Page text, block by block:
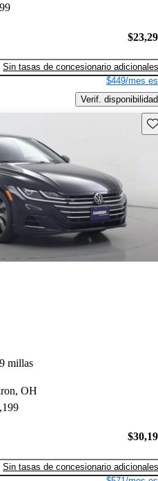
Sin tasas de concesionario adicionales
$449/mes
Verif. disponibilidad
millas
OH
Sin tasas de concesionario adicionales